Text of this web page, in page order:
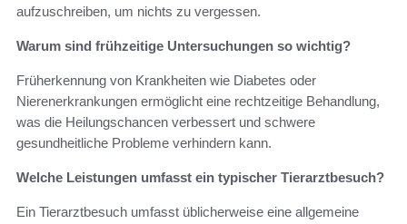
aufzuschreiben, um nichts zu vergessen.
Warum sind frühzeitige Untersuchungen so wichtig?
Früherkennung von Krankheiten wie Diabetes oder
Nierenerkrankungen ermöglicht eine rechtzeitige Behandlung,
was die Heilungschancen verbessert und schwere
gesundheitliche Probleme verhindern kann.
Welche Leistungen umfasst ein typischer Tierarztbesuch?
Ein Tierarztbesuch umfasst üblicherweise eine allgemeine